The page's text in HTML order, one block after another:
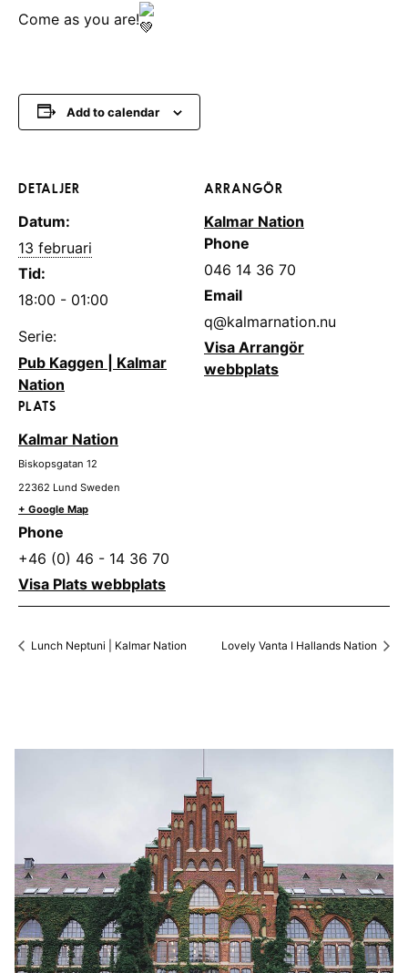
Come as you are!
Add to calendar
DETALJER
Datum:
13 februari
Tid:
18:00 - 01:00
Serie:
Pub Kaggen | Kalmar
Nation
PLATS
Kalmar Nation
Biskopsgatan 12
22362 Lund Sweden
+ Google Map
Phone
+46 (0) 46 - 14 36 70
Visa Plats webbplats
ARRANGÖR
Kalmar Nation
Phone
046 14 36 70
Email
q@kalmarnation.nu
Visa Arrangör
webbplats
Lunch Neptuni | Kalmar Nation Lovely Vanta I Hallands Nation